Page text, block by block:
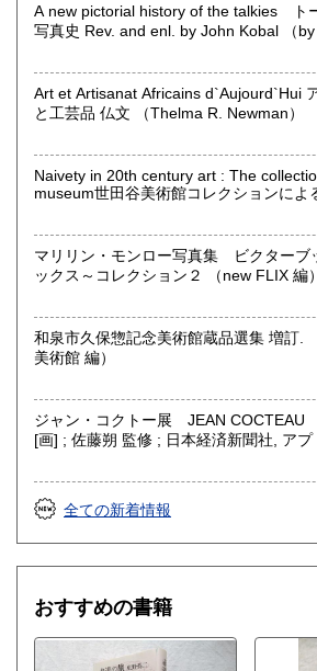
取り扱い分野
哲学宗教、歴史、美術工芸、近代文献、
A new pictorial history of the talkies ト
写真史
Art et Artisanat Africains d`Aujourd`Hui アフリカの現代美術
と工芸品 仏文 （Thelma R. Newman）
Naivety in 20th century art : The
museum世田谷美術館コレクションによ
マリリン・モンロー写真集 ビクターブ
ックス～コレクション２ （new FLIX 編）
和泉市久保惣記念美術館蔵品選集 増訂. （和泉市久保惣記念
美術館 編）
ジャン・コクトー展 JEAN COCTEAU （ジャン・コクトー
[画] ; 佐藤朔 監修 ; 日本経済新聞社, ア
全ての新着情報
おすすめの書籍